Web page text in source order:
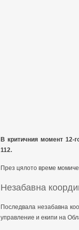
В критичния момент 12-
112.
През цялото време
Незабавна
Последвала незабавна
управление и екипи на